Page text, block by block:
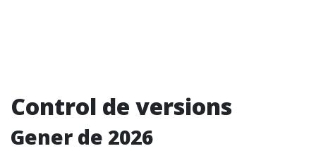
Control de versions
Gener de 2026